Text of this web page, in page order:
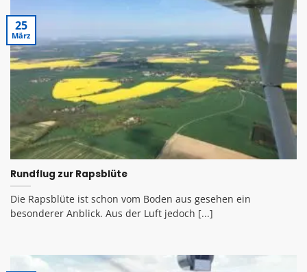
Rundflug zur Rapsblüte
Die Rapsblüte ist schon vom Boden aus gesehen ein
besonderer Anblick. Aus der Luft jedoch [...]
25
März